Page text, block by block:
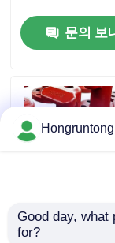
품질 관리
인용 을 요청
플랫폼 고무 방
요코하마 고
공기 고무 방현
문의 보
계류 말뚝 헤비
Hongruntong
Good day, what
for?